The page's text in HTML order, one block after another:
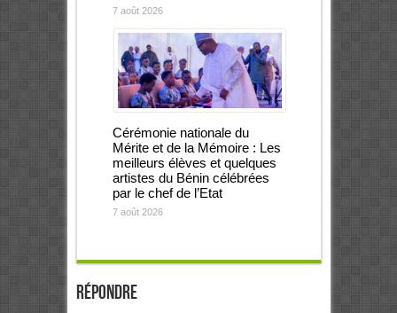
7 août 2026
Cérémonie nationale du
Mérite et de la Mémoire : Les
meilleurs élèves et quelques
artistes du Bénin célébrées
par le chef de l’Etat
7 août 2026
Répondre